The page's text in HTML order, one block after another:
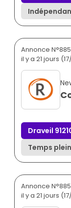
Annonce
il y a 21 jours
Draveil
Temps plein
Annonce
il y a 21 jours